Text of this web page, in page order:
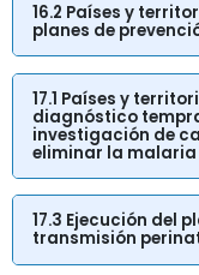
16.2 Países y
planes de
17.1 Países y
diagnóstico
investigación de
eliminar la malaria
17.3 Ejecución del
transmisión